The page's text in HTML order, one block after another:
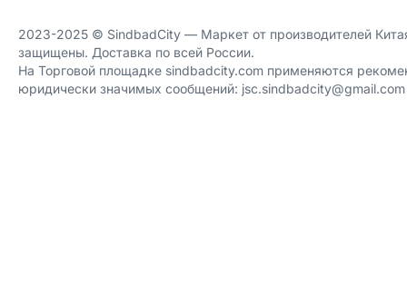
2023-2025 ©️ SindbadCity — Маркет от производителей
защищены. Доставка по всей России.
На Торговой площадке sindbadcity.com применяются
юридически значимых сообщений: jsc.sindbadcity@gmail.com